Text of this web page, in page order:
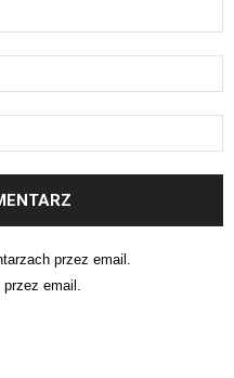
przez email.
przez email.